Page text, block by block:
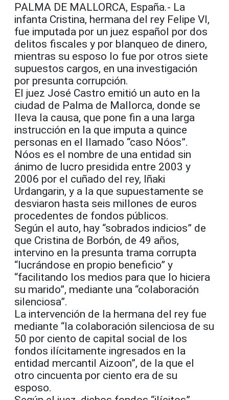
PALMA DE MALLORCA, España.- La
infanta Cristina, hermana del rey Felipe VI,
fue imputada por un juez español por dos
delitos fiscales y por blanqueo de dinero,
mientras su esposo lo fue por otros siete
supuestos cargos, en una investigación
por presunta corrupción.
El juez José Castro emitió un auto en la
ciudad de Palma de Mallorca, donde se
lleva la causa, que pone fin a una larga
instrucción en la que imputa a quince
personas en el llamado “caso Nóos”.
Nóos es el nombre de una entidad sin
ánimo de lucro presidida entre 2003 y
2006 por el cuñado del rey, Iñaki
Urdangarin, y a la que supuestamente se
desviaron hasta seis millones de euros
procedentes de fondos públicos.
Según el auto, hay “sobrados indicios” de
que Cristina de Borbón, de 49 años,
intervino en la presunta trama corrupta
“lucrándose en propio beneficio” y
“facilitando los medios para que lo hiciera
su marido”, mediante una “colaboración
silenciosa”.
La intervención de la hermana del rey fue
mediante “la colaboración silenciosa de su
50 por ciento de capital social de los
fondos ilícitamente ingresados en la
entidad mercantil Aizoon”, de la que el
otro cincuenta por ciento era de su
esposo.